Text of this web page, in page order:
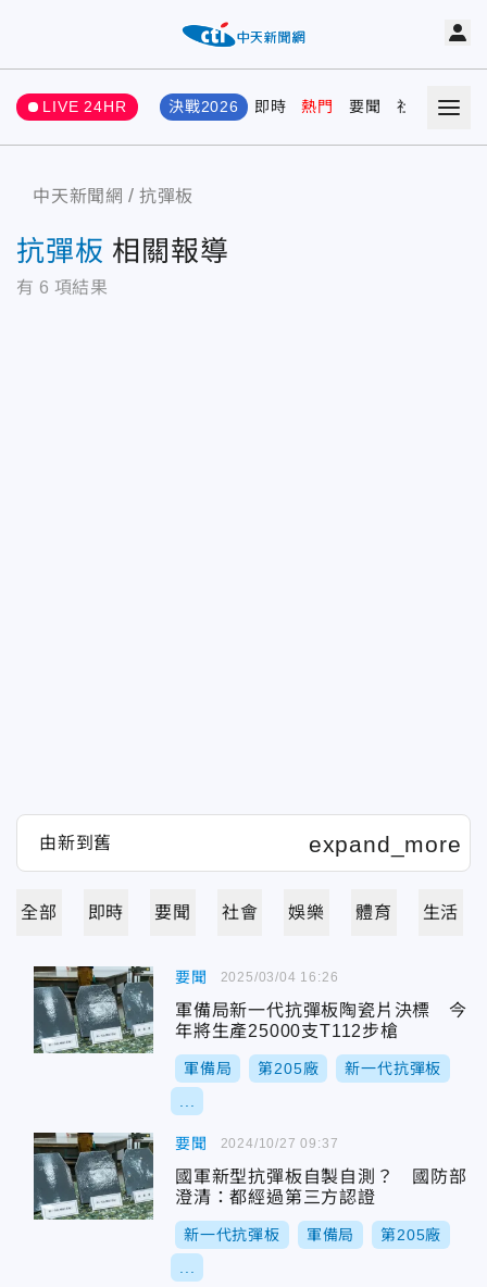
LIVE 24HR 決戰2026 即時 熱門 要聞 社會 娛樂
中天新聞網 抗彈板
抗彈板 相關報導
有 6 項結果
全部 即時 要聞 社會 娛樂 體育 生活
要聞
軍備局新一代抗彈板陶瓷片決標 今
年將生產25000支T112步槍
軍備局 第205廠 新一代抗彈板
2025/03/04 16:26
要聞
國軍新型抗彈板自製自測？ 國防部
澄清：都經過第三方認證
新一代抗彈板 軍備局 第205廠
2024/10/27 09:37